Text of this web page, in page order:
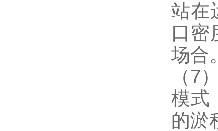
站在
口密
场合
（7
模式
的淤